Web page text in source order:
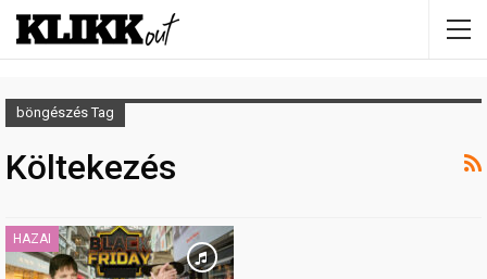
böngészés Tag
Költekezés
HAZAI